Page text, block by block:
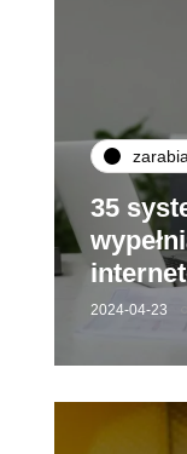
35
2024-04-23